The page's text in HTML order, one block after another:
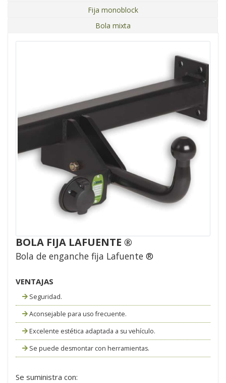
Fija monoblock
Bola mixta
BOLA FIJA LAFUENTE ®
Bola de enganche fija Lafuente ®
VENTAJAS
Seguridad.
Aconsejable para uso frecuente.
Excelente estética adaptada a su vehículo.
Se puede desmontar con herramientas.
Se suministra con: